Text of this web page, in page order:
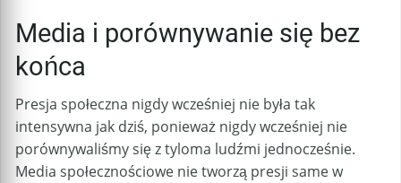
Media i porównywanie się bez
końca
Presja społeczna nigdy wcześniej nie była tak
intensywna jak dziś, ponieważ nigdy wcześniej nie
porównywaliśmy się z tyloma ludźmi jednocześnie.
Media społecznościowe nie tworzą presji same w